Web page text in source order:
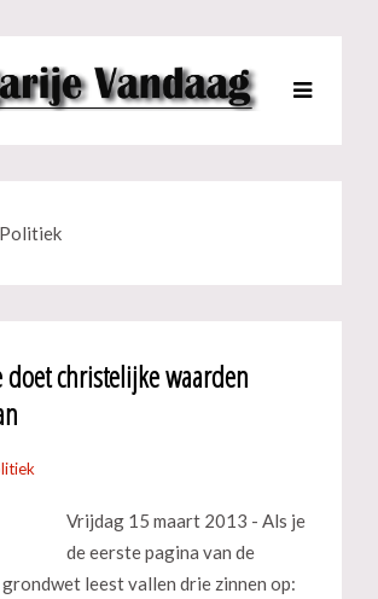
Politiek
doet christelijke waarden
Vrijdag 15 maart 2013 - Als je
de eerste pagina van de
leest vallen drie zinnen op: